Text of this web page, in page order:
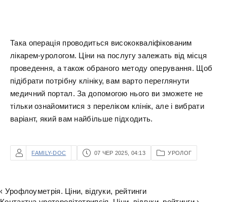
Така операція проводиться висококваліфікованим
лікарем-урологом. Ціни на послугу залежать від місця
проведення, а також обраного методу оперування. Щоб
підібрати потрібну клініку, вам варто переглянути
медичний портал. За допомогою нього ви зможете не
тільки ознайомитися з переліком клінік, але і вибрати
варіант, який вам найбільше підходить.
FAMILY-DOC 07 ЧЕР 2025, 04:13 УРОЛОГ
‹ Урофлоуметрія. Ціни, відгуки, рейтинги